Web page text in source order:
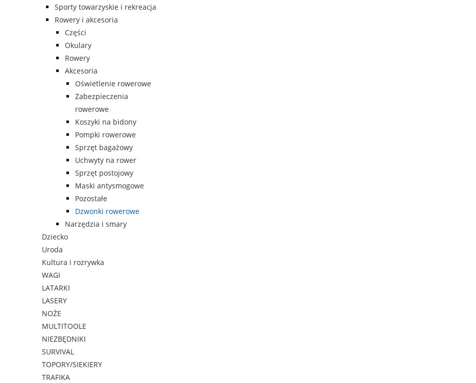
Sporty towarzyskie i rekreacja
Rowery i akcesoria
Części
Okulary
Rowery
Akcesoria
Oświetlenie rowerowe
Zabezpieczenia
rowerowe
Koszyki na bidony
Pompki rowerowe
Sprzęt bagażowy
Uchwyty na rower
Sprzęt postojowy
Maski antysmogowe
Pozostałe
Dzwonki rowerowe
Narzędzia i smary
Dziecko
Uroda
Kultura i rozrywka
WAGI
LATARKI
LASERY
NOŻE
MULTITOOLE
NIEZBĘDNIKI
SURVIVAL
TOPORY/SIEKIERY
TRAFIKA